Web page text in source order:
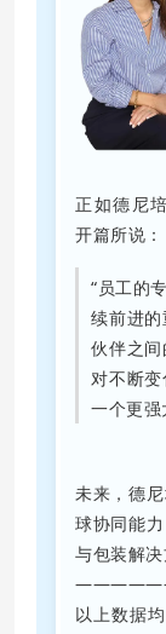
正如德尼
开篇所说：
“员工的
续前进
伙伴之
对不断
一个更强
未来，德
球协同能
与包装解决
以上数据